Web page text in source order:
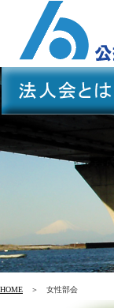
HOME ＞ 女性部会